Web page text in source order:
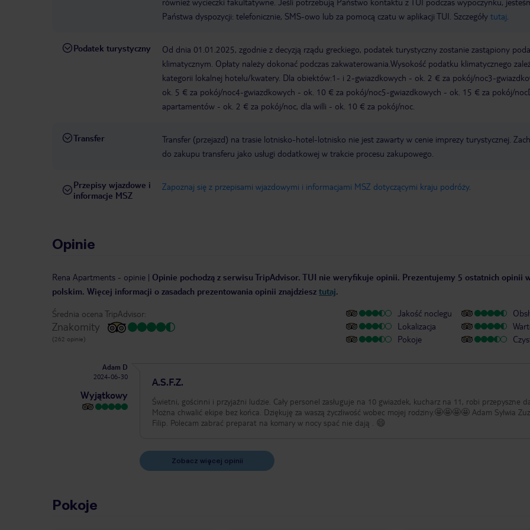
Państwa dyspozycji: telefonicznie, SMS-owo lub za pomocą czatu w aplikacji TUI. Szczegóły tutaj
Podatek turystyczny
Od dnia 01.01.2025, zgodnie z decyzją rządu greckiego, podatek turystyczny zostanie zastąpiony
klimatycznym. Opłaty należy dokonać podczas zakwaterowania.Wysokość podatku klimatycznego
kategorii lokalnej hotelu/kwatery. Dla obiektów:1- i 2-gwiazdkowych - ok. 2 € za pokój/noc3-
ok. 5 € za pokój/noc4-gwiazdkowych - ok. 10 € za pokój/noc5-gwiazdkowych - ok. 15 € za pokój/
apartamentów - ok. 2 € za pokój/noc, dla willi - ok. 10 € za pokój/noc.
Transfer
Transfer (przejazd) na trasie lotnisko-hotel-lotnisko nie jest zawarty w cenie imprezy turystycznej.
do zakupu transferu jako usługi dodatkowej w trakcie procesu zakupowego.
Przepisy wjazdowe i
informacje MSZ
Zapoznaj się z przepisami wjazdowymi i informacjami MSZ dotyczącymi kraju podróży.
Opinie
Rena Apartments - opinie | Opinie pochodzą z serwisu TripAdvisor. TUI nie weryfikuje opinii. Prezentujemy 5 ostatnich opinii
polskim. Więcej informacji o zasadach prezentowania opinii znajdziesz tutaj.
Średnia ocena TripAdvisor:
Znakomity
(262 opinie)
Jakość noclegu
Lokalizacja
Pokoje
Adam D
2024-06-30
Wyjątkowy
A.S.F.Z.
Świetni, gościnni i przyjaźni ludzie. Cały personel zasługuje na 10 gwiazdek, kucharz na 11, robi przepyszne
Można chwalić ekipe bez końca. Dziękuję za waszą życzliwość wobec mojej rodziny.🤩🤩🤩🤩 Adam Sylwia
Filip. Polecam zabrać preparat na komary w nocy spać nie dają . 😄
Zobacz więcej opinii
Pokoje